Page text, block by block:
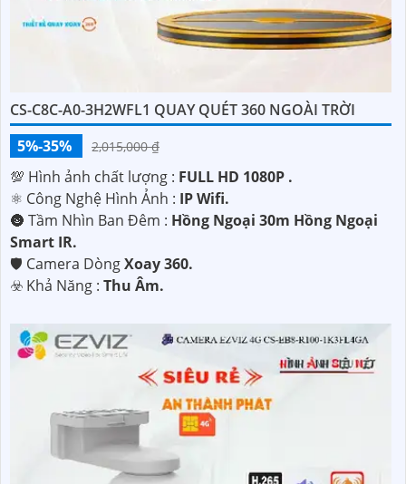
CS-C8C-A0-3H2WFL1 QUAY QUÉT 360 NGOÀI TRỜI
5%-35%
2,015,000 ₫
💯 Hình ảnh chất lượng : FULL HD 1080P .
⚛️ Công Nghệ Hình Ảnh : IP Wifi.
🌚 Tầm Nhìn Ban Đêm : Hồng Ngoại 30m Hồng Ngoại
Smart IR.
🛡 Camera DòngXoay 360.
️☣️ Khả Năng : Thu Âm.